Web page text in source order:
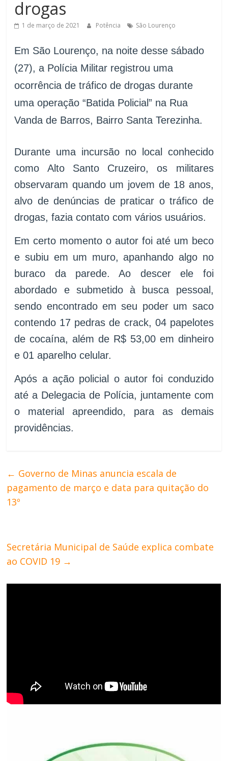
de
Minas
drogas
1 de março de 2021 Potência São Lourenço
Em São Lourenço, na noite desse sábado
(27), a Polícia Militar registrou uma
ocorrência de tráfico de drogas durante
uma operação “Batida Policial” na Rua
Vanda de Barros, Bairro Santa Terezinha.
Durante uma incursão no local conhecido
como Alto Santo Cruzeiro, os militares
observaram quando um jovem de 18 anos,
alvo de denúncias de praticar o tráfico de
drogas, fazia contato com vários usuários.
Em certo momento o autor foi até um beco
e subiu em um muro, apanhando algo no
buraco da parede. Ao descer ele foi
abordado e submetido à busca pessoal,
sendo encontrado em seu poder um saco
contendo 17 pedras de crack, 04 papelotes
de cocaína, além de R$ 53,00 em dinheiro
e 01 aparelho celular.
Após a ação policial o autor foi conduzido
até a Delegacia de Polícia, juntamente com
o material apreendido, para as demais
providências.
← Governo de Minas anuncia escala de
pagamento de março e data para quitação do
13º
Secretária Municipal de Saúde explica combate
ao COVID 19 →